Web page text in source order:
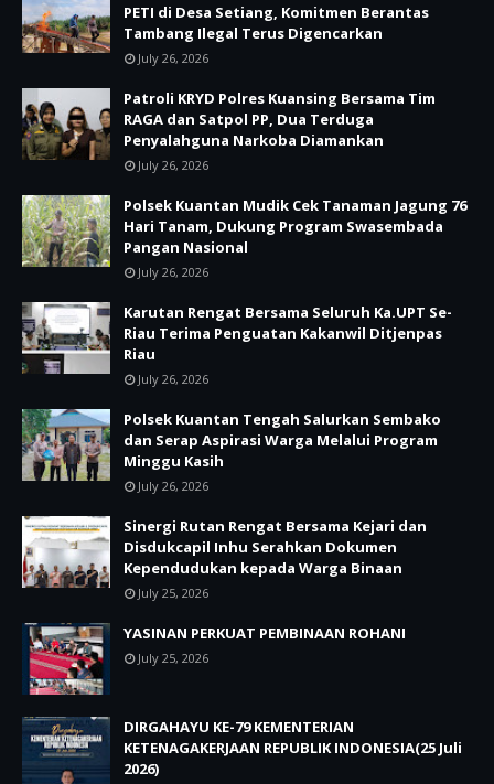
PETI di Desa Setiang, Komitmen Berantas
Tambang Ilegal Terus Digencarkan
July 26, 2026
Patroli KRYD Polres Kuansing Bersama Tim
RAGA dan Satpol PP, Dua Terduga
Penyalahguna Narkoba Diamankan
July 26, 2026
Polsek Kuantan Mudik Cek Tanaman Jagung 76
Hari Tanam, Dukung Program Swasembada
Pangan Nasional
July 26, 2026
Karutan Rengat Bersama Seluruh Ka.UPT Se-
Riau Terima Penguatan Kakanwil Ditjenpas
Riau
July 26, 2026
Polsek Kuantan Tengah Salurkan Sembako
dan Serap Aspirasi Warga Melalui Program
Minggu Kasih
July 26, 2026
Sinergi Rutan Rengat Bersama Kejari dan
Disdukcapil Inhu Serahkan Dokumen
Kependudukan kepada Warga Binaan
July 25, 2026
YASINAN PERKUAT PEMBINAAN ROHANI
July 25, 2026
DIRGAHAYU KE-79 KEMENTERIAN
KETENAGAKERJAAN REPUBLIK INDONESIA(25 Juli
2026)